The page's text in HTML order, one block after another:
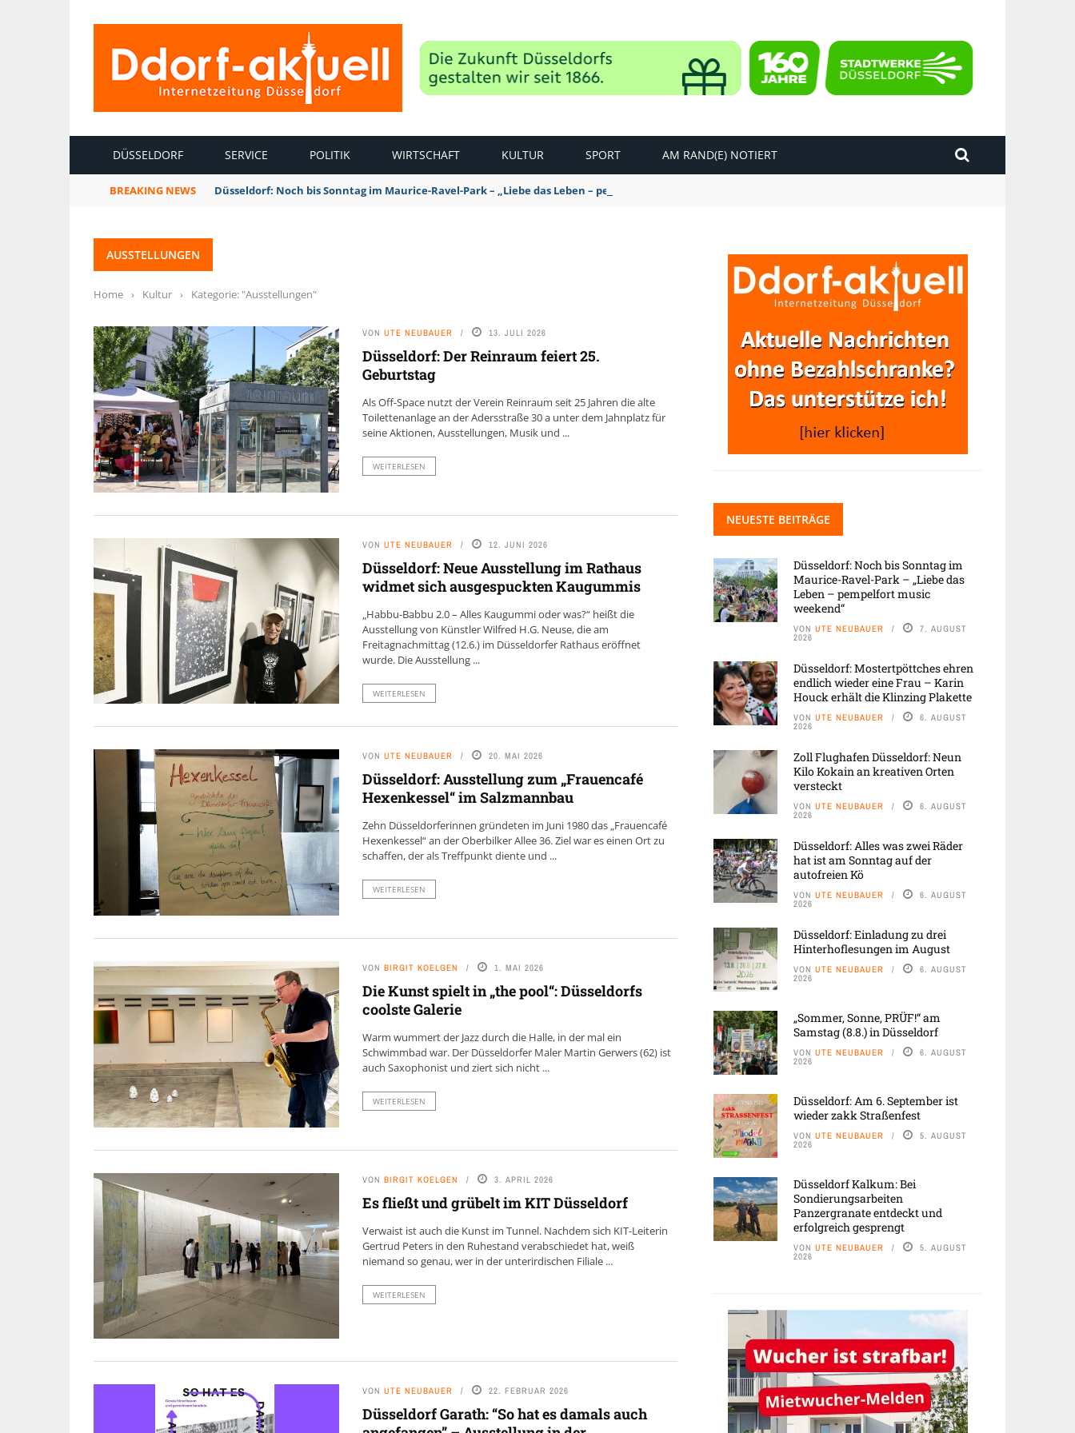
DÜSSELDORF SERVICE POLITIK WIRTSCHAFT KULTUR SPORT AM RAND(E) NOTIERT
BREAKING NEWS Düsseldorf: Noch bis Sonntag im Maurice-Ravel-Park – „Liebe das Leben – pempelfort music weekend“
AUSSTELLUNGEN
Home › Kultur › Kategorie: "Ausstellungen"
VON UTE NEUBAUER 13. JULI 2026
Düsseldorf: Der Reinraum feiert 25.
Geburtstag
Als Off-Space nutzt der Verein Reinraum seit 25 Jahren die alte
Toilettenanlage an der Adersstraße 30 a unter dem Jahnplatz für
seine Aktionen, Ausstellungen, Musik und ...
WEITERLESEN
VON UTE NEUBAUER 12. JUNI 2026
Düsseldorf: Neue Ausstellung im Rathaus
widmet sich ausgespuckten Kaugummis
„Habbu-Babbu 2.0 – Alles Kaugummi oder was?“ heißt die
Ausstellung von Künstler Wilfred H.G. Neuse, die am
Freitagnachmittag (12.6.) im Düsseldorfer Rathaus eröffnet
wurde. Die Ausstellung ...
WEITERLESEN
VON UTE NEUBAUER 20. MAI 2026
Düsseldorf: Ausstellung zum „Frauencafé
Hexenkessel“ im Salzmannbau
Zehn Düsseldorferinnen gründeten im Juni 1980 das „Frauencafé
Hexenkessel“ an der Oberbilker Allee 36. Ziel war es einen Ort zu
schaffen, der als Treffpunkt diente und ...
WEITERLESEN
VON BIRGIT KOELGEN 1. MAI 2026
Die Kunst spielt in „the pool“: Düsseldorfs
coolste Galerie
Warm wummert der Jazz durch die Halle, in der mal ein
Schwimmbad war. Der Düsseldorfer Maler Martin Gerwers (62) ist
auch Saxophonist und ziert sich nicht ...
WEITERLESEN
VON BIRGIT KOELGEN 3. APRIL 2026
Es fließt und grübelt im KIT Düsseldorf
Verwaist ist auch die Kunst im Tunnel. Nachdem sich KIT-Leiterin
Gertrud Peters in den Ruhestand verabschiedet hat, weiß
niemand so genau, wer in der unterirdischen Filiale ...
WEITERLESEN
VON UTE NEUBAUER 22. FEBRUAR 2026
Düsseldorf Garath: “So hat es damals auch
NEUESTE BEITRÄGE
Düsseldorf: Noch bis Sonntag im
Maurice-Ravel-Park – „Liebe das
Leben – pempelfort music
weekend“
VON UTE NEUBAUER 7. AUGUST
2026
Düsseldorf: Mostertpöttches ehren
endlich wieder eine Frau – Karin
Houck erhält die Klinzing Plakette
VON UTE NEUBAUER 6. AUGUST
2026
Zoll Flughafen Düsseldorf: Neun
Kilo Kokain an kreativen Orten
versteckt
VON UTE NEUBAUER 6. AUGUST
2026
Düsseldorf: Alles was zwei Räder
hat ist am Sonntag auf der
autofreien Kö
VON UTE NEUBAUER 6. AUGUST
2026
Düsseldorf: Einladung zu drei
Hinterhoflesungen im August
VON UTE NEUBAUER 6. AUGUST
2026
„Sommer, Sonne, PRÜF!“ am
Samstag (8.8.) in Düsseldorf
VON UTE NEUBAUER 6. AUGUST
2026
Düsseldorf: Am 6. September ist
wieder zakk Straßenfest
VON UTE NEUBAUER 5. AUGUST
2026
Düsseldorf Kalkum: Bei
Sondierungsarbeiten
Panzergranate entdeckt und
erfolgreich gesprengt
VON UTE NEUBAUER 5. AUGUST
2026